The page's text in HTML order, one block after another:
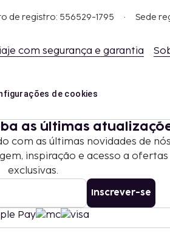
de registro: 556529-1795 Sede
com segurança e garantia
de cookies
as últimas
com as últimas novidades de
inspiração e acesso a ofertas
exclusivas.
Inscrever-se